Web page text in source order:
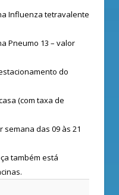
Influenza tetravalente
Pneumo 13 – valor
do
(com taxa de
das 09 às 21
também está